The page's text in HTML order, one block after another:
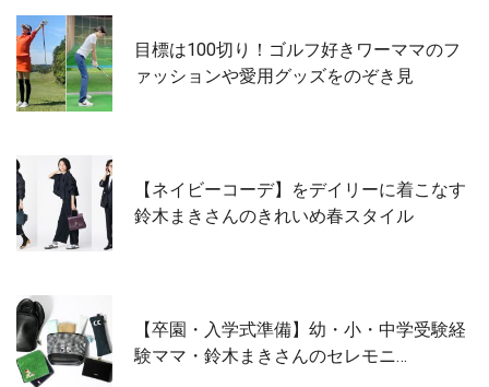
目標は100切り！ゴルフ好きワーママのフ
ァッションや愛用グッズをのぞき見
【ネイビーコーデ】をデイリーに着こなす
鈴木まきさんのきれいめ春スタイル
【卒園・入学式準備】幼・小・中学受験経
験ママ・鈴木まきさんのセレモニ…